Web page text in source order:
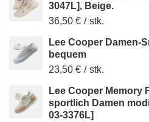
3047L], Beige.
36,50 € / stk.
Lee Cooper Damen-
bequem
23,50 € / stk.
Lee Cooper Memory
sportlich Damen
03-3376L]